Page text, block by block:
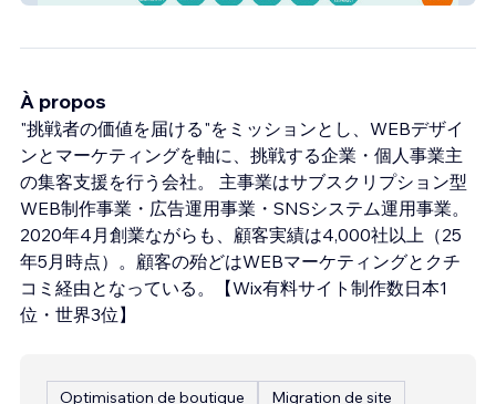
À propos
"挑戦者の価値を届ける"をミッションとし、WEBデザイ
ンとマーケティングを軸に、挑戦する企業・個人事業主
の集客支援を行う会社。 主事業はサブスクリプション型
WEB制作事業・広告運用事業・SNSシステム運用事業。
2020年4月創業ながらも、顧客実績は4,000社以上（25
年5月時点）。顧客の殆どはWEBマーケティングとクチ
コミ経由となっている。【Wix有料サイト制作数日本1
位・世界3位】
Optimisation de boutique
Migration de site